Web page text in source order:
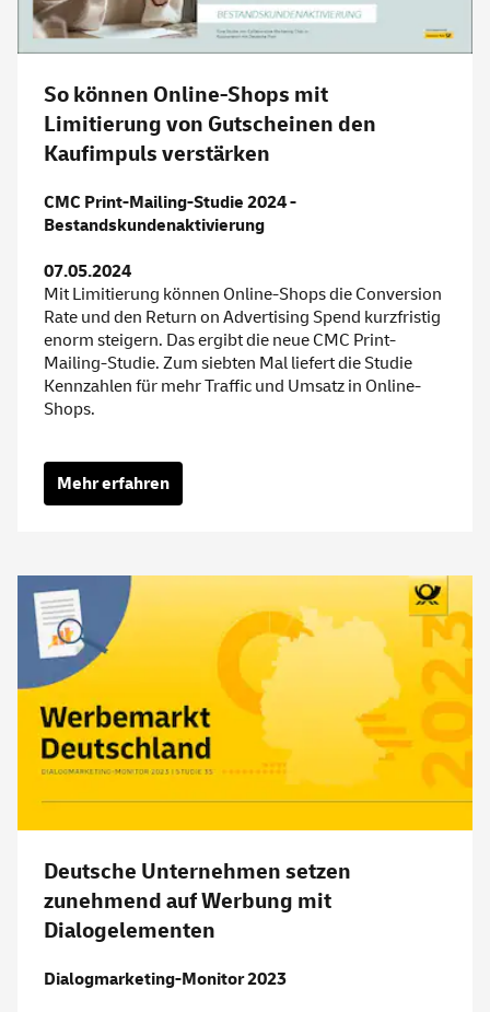
So können Online-Shops mit
Limitierung von Gutscheinen den
Kaufimpuls verstärken
CMC Print-Mailing-Studie 2024 -
Bestandskundenaktivierung
07.05.2024
Mit Limitierung können Online-Shops die Conversion
Rate und den Return on Advertising Spend kurzfristig
enorm steigern. Das ergibt die neue CMC Print-
Mailing-Studie. Zum siebten Mal liefert die Studie
Kennzahlen für mehr Traffic und Umsatz in Online-
Shops.
Mehr erfahren
Deutsche Unternehmen setzen
zunehmend auf Werbung mit
Dialogelementen
Dialogmarketing-Monitor 2023